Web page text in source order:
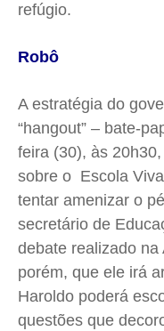
refúgio.
Robô
A estratégia do
“hangout” – bate-
feira (30), às
sobre o Escola
tentar amenizar o
secretário de
debate realizado
porém, que ele irá
Haroldo poderá
questões que